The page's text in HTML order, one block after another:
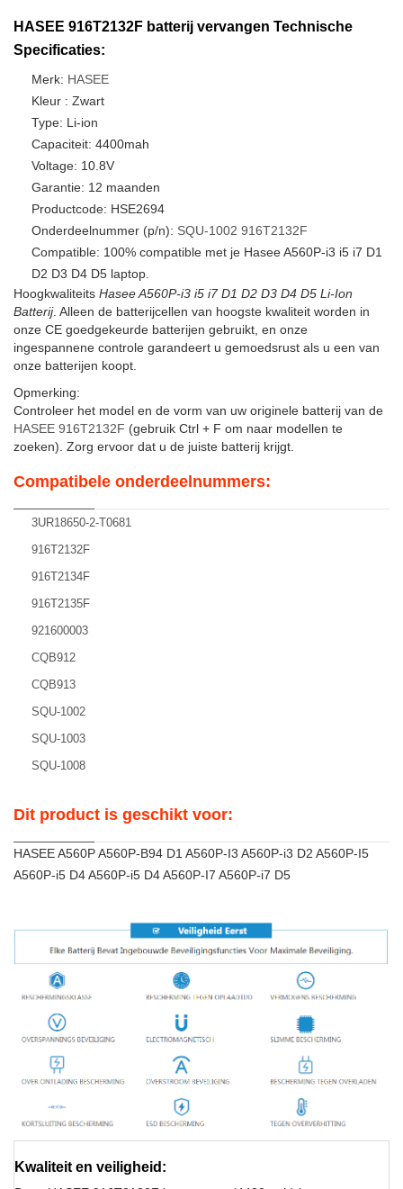
HASEE 916T2132F batterij vervangen Technische
Specificaties:
Merk: HASEE
Kleur : Zwart
Type: Li-ion
Capaciteit: 4400mah
Voltage: 10.8V
Garantie: 12 maanden
Productcode: HSE2694
Onderdeelnummer (p/n): SQU-1002 916T2132F
Compatible: 100% compatible met je Hasee A560P-i3 i5 i7 D1
D2 D3 D4 D5 laptop.
Hoogkwaliteits Hasee A560P-i3 i5 i7 D1 D2 D3 D4 D5 Li-Ion
Batterij. Alleen de batterijcellen van hoogste kwaliteit worden in
onze CE goedgekeurde batterijen gebruikt, en onze
ingespannene controle garandeert u gemoedsrust als u een van
onze batterijen koopt.
Opmerking:
Controleer het model en de vorm van uw originele batterij van de
HASEE 916T2132F (gebruik Ctrl + F om naar modellen te
zoeken). Zorg ervoor dat u de juiste batterij krijgt.
Compatibele onderdeelnummers:
3UR18650-2-T0681
916T2132F
916T2134F
916T2135F
921600003
CQB912
CQB913
SQU-1002
SQU-1003
SQU-1008
Dit product is geschikt voor:
HASEE A560P A560P-B94 D1 A560P-I3 A560P-i3 D2 A560P-I5
A560P-i5 D4 A560P-i5 D4 A560P-I7 A560P-i7 D5
Kwaliteit en veiligheid: